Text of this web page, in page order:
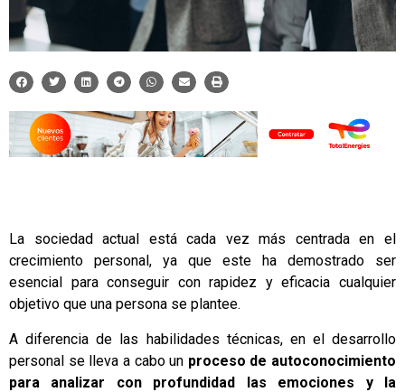
La sociedad actual está cada vez más centrada en el
crecimiento personal , ya que este ha demostrado ser
esencial para conseguir con rapidez y eficacia cualquier
objetivo que una persona se plantee.
A diferencia de las habilidades técnicas, en el desarrollo
personal se lleva a cabo un proceso de autoconocimiento
para analizar con profundidad las emociones y la